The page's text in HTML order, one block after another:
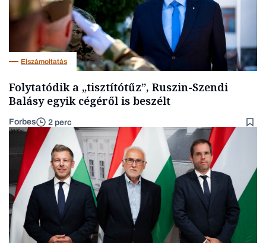
Elszámoltatás
Folytatódik a „tisztítótűz”, Ruszin-Szendi
Balásy egyik cégéről is beszélt
Forbes 2 perc